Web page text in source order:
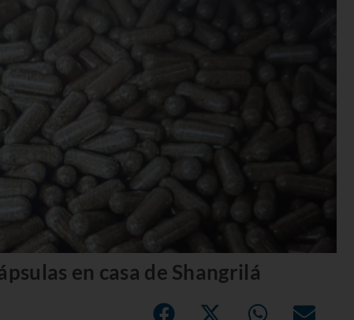
en casa de Shangrilá